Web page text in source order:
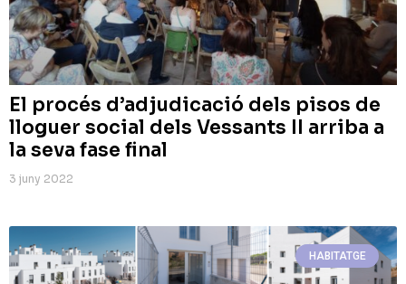
El procés d’adjudicació dels pisos de
lloguer social dels Vessants II arriba a
la seva fase final
3 juny 2022
HABITATGE